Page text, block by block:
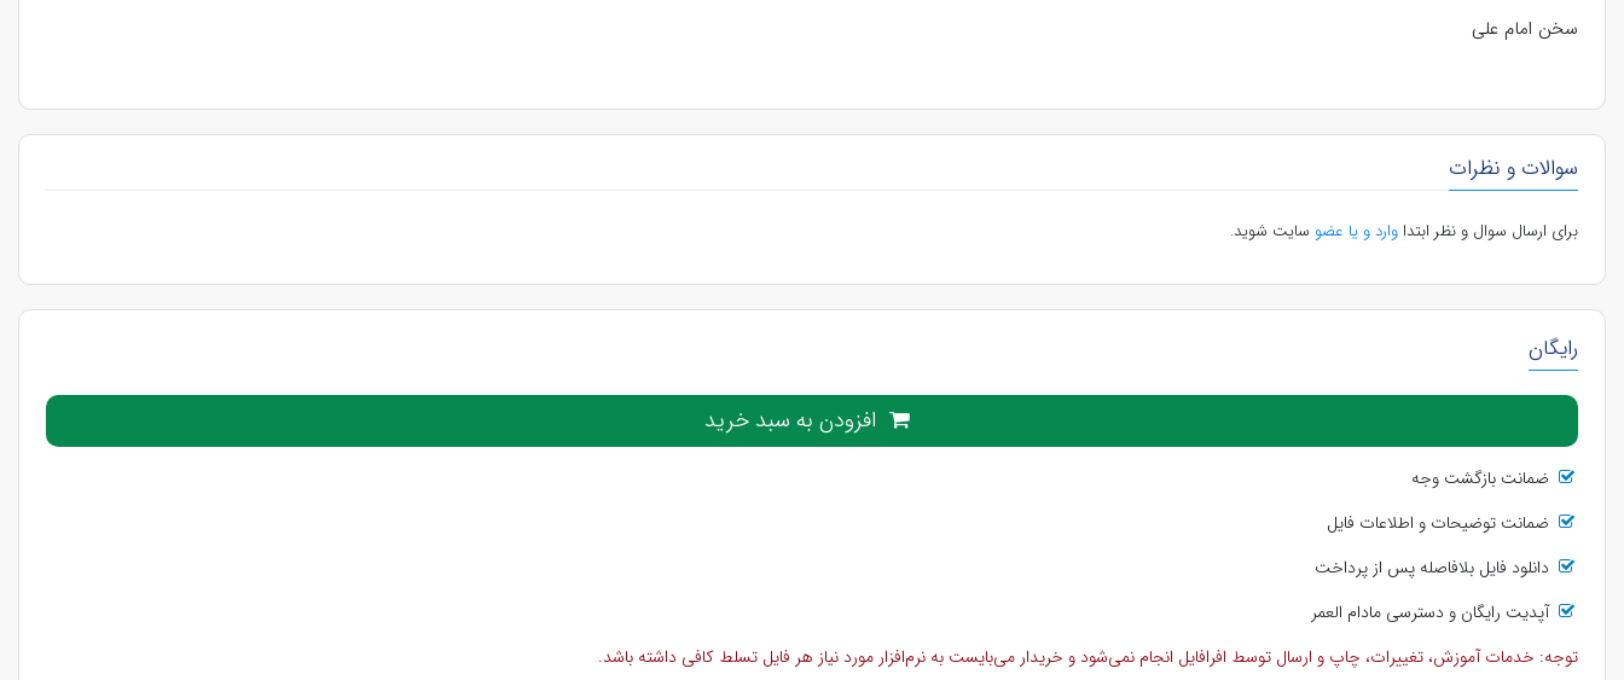
سخن امام علی
سوالات و نظرات
برای ارسال سوال و نظر ابتداوارد و یا عضو سایت شوید.
رایگان
افزودن به سبد خرید
ضمانت بازگشت وجه
ضمانت توضیحات و اطلاعات فایل
دانلود فایل بلافاصله پس از پرداخت
آپدیت رایگان و دسترسی مادام العمر
توجه: خدمات آموزش، تغییرات، چاپ و ارسال توسط افرافایل انجام نمی‌شود و خریدار می‌بایست به نرم‌افزار مورد نیاز هر فایل تسلط کافی داشته باشد.